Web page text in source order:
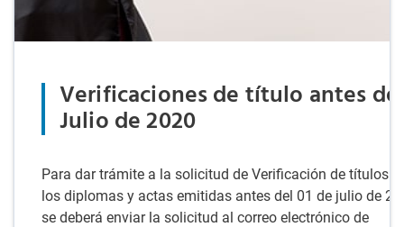
Verificaciones de título antes de
Julio de 2020
Para dar trámite a la solicitud de Verificación de títulos
los diplomas y actas emitidas antes del 01 de julio de
se deberá enviar la solicitud al correo electrónico de